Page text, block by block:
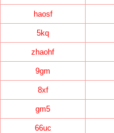
haosf
5kq
zhaohf
9gm
8xf
gm5
66uc